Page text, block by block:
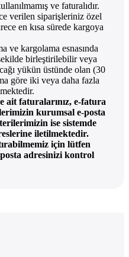
ve faturalıdır.
verilen siparişleriniz özel
en kısa sürede kargoya
ve kargolama esnasında
birleştirilebilir veya
yükün üstünde olan (30
göre iki veya daha fazla
ait faturalarınız, e-fatura
kurumsal e-posta
ise sistemde
iletilmektedir.
için lütfen
posta adresinizi kontrol